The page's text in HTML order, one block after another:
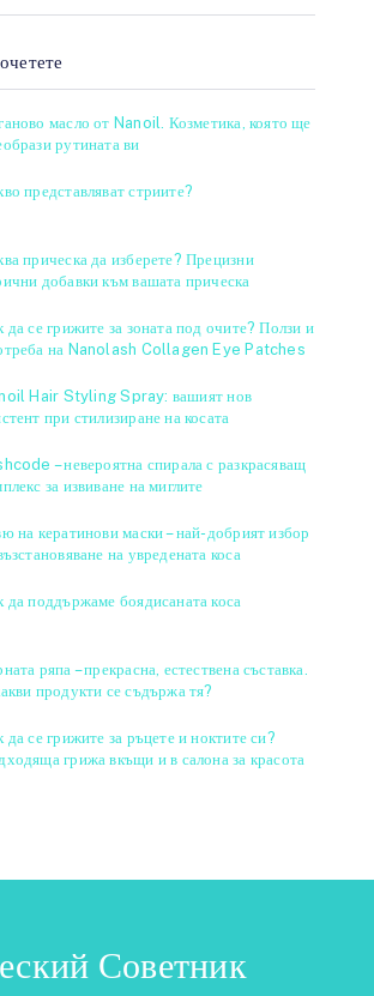
масло от Nanoil. Козметика, която ще
рутината ви
представляват стриите?
прическа да изберете? Прецизни
добавки към вашата прическа
да се грижите за зоната под очите? Ползи и
на Nanolash Collagen Eye Patches
Hair Styling Spray: вашият нов
при стилизиране на косата
– невероятна спирала с разкрасяващ
за извиване на миглите
на кератинови маски – най-добрият избор
на увредената коса
да поддържаме боядисаната коса
ряпа – прекрасна, естествена съставка.
продукти се съдържа тя?
да се грижите за ръцете и ноктите си?
грижа вкъщи и в салона за красота
Советник